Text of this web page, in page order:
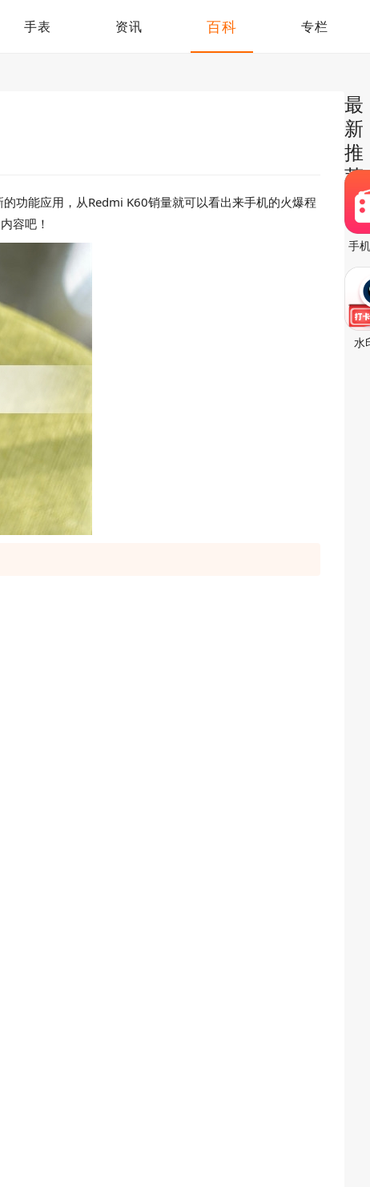
手表 资讯 百科 专栏
功能应用，从Redmi K60销量就可以看出来手机的火爆程
容吧！
最
新
推
荐
手
水